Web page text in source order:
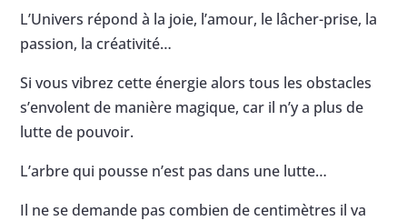
L’Univers répond à la joie, l’amour, le lâcher-prise, la
passion, la créativité…
Si vous vibrez cette énergie alors tous les obstacles
s’envolent de manière magique, car il n’y a plus de
lutte de pouvoir.
L’arbre qui pousse n’est pas dans une lutte…
Il ne se demande pas combien de centimètres il va